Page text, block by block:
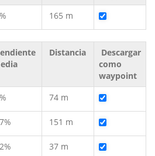
165 m
Distancia
Descargar
como
waypoint
74 m
151 m
37 m